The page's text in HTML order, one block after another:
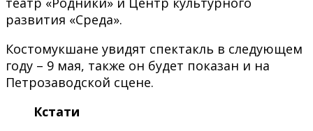
развития «Среда».
Костомукшане увидят спектакль в следующем
году – 9 мая, также он будет показан и на
Петрозаводской сцене.
Кстати